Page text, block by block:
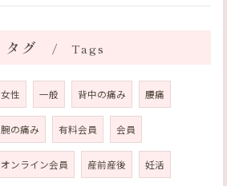
タグ Tags
女性 一般 背中の痛み 腰痛
腕の痛み 有料会員 会員
オンライン会員 産前産後 妊活